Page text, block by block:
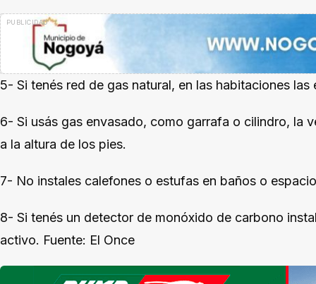
5- Si tenés red de gas natural, en las habitaciones
6- Si usás gas envasado, como garrafa o cilindro, la
a la altura de los pies.
7- No instales calefones o estufas en baños o
8- Si tenés un detector de monóxido de carbono
activo. Fuente: El Once